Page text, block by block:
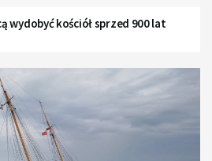
wydobyć kościół sprzed 900 lat